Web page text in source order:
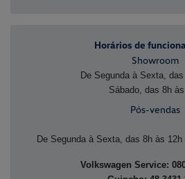
Horários de
Showroom
De Segunda à Sexta,
Sábado, das 8h
Pós-vendas
De Segunda à Sexta, das 8h às
Volkswagen Service: